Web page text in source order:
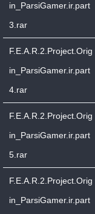
in_ParsiGamer.ir.part
3.rar
F.E.A.R.2.Project.Orig
in_ParsiGamer.ir.part
4.rar
F.E.A.R.2.Project.Orig
in_ParsiGamer.ir.part
5.rar
F.E.A.R.2.Project.Orig
in_ParsiGamer.ir.part